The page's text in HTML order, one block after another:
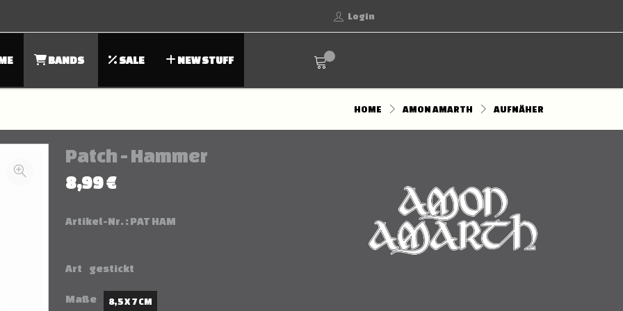
Login
BANDS SALE NEW STUFF
HOME AMON AMARTH AUFNÄHER
Patch - Hammer
8,99 €
Artikel-Nr. :PAT HAM
Art gestickt
Maße 8,5 X 7 CM